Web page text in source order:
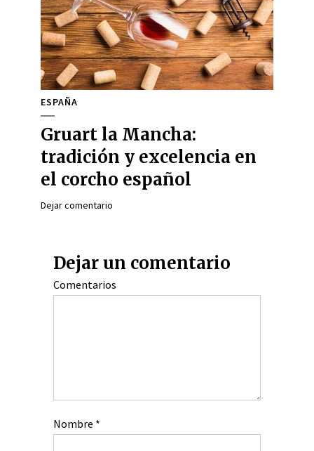
ESPAÑA
Gruart la Mancha:
tradición y excelencia en
el corcho español
Dejar comentario
Dejar un comentario
Comentarios
Nombre *